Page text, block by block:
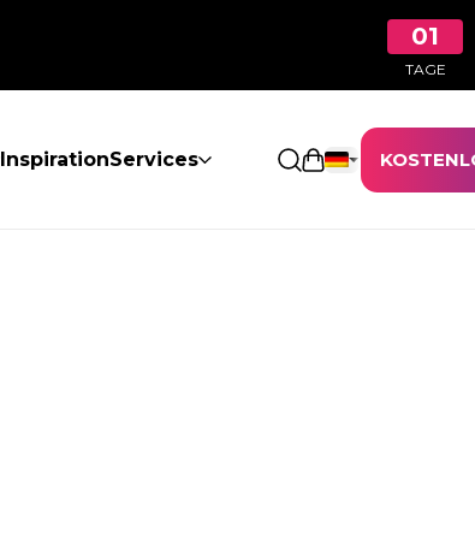
01
TAGE
InspirationServices Einkaufswagen